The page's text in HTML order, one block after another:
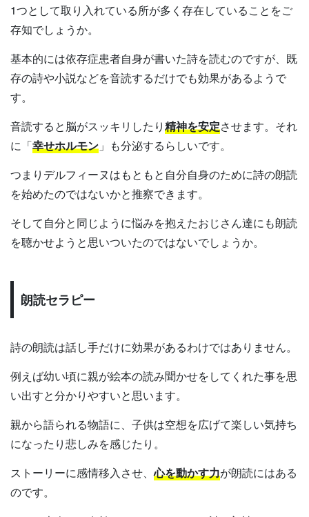
1つとして取り入れている所が多く存在していることをご
存知でしょうか。
基本的には依存症患者自身が書いた詩を読むのですが、既
存の詩や小説などを音読するだけでも効果があるようで
す。
音読すると脳がスッキリしたり精神を安定させます。それ
に「幸せホルモン 」も分泌するらしいです。
つまりデルフィーヌはもともと自分自身のために詩の朗読
を始めたのではないかと推察できます。
そして自分と同じように悩みを抱えたおじさん達にも朗読
を聴かせようと思いついたのではないでしょうか。
朗読セラピー
詩の朗読は話し手だけに効果があるわけではありません。
例えば幼い頃に親が絵本の読み聞かせをしてくれた事を思
い出すと分かりやすいと思います。
親から語られる物語に、子供は空想を広げて楽しい気持ち
になったり悲しみを感じたり。
ストーリーに感情移入させ、心を動かす力が朗読にはある
のです。